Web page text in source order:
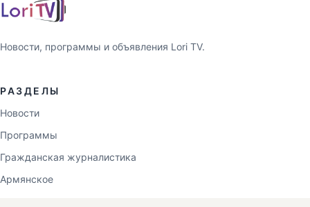
Новости, программы и объявления Lori TV.
РАЗДЕЛЫ
Новости
Программы
Гражданская журналистика
Армянское